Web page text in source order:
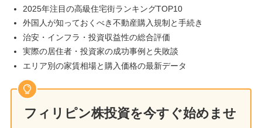
2025年注目の高級住宅街ランキングTOP10
外国人が知っておくべき不動産購入規制と手続き
治安・インフラ・投資収益性の総合評価
実際の居住者・投資家の成功事例と失敗談
エリア別の家賃相場と購入価格の最新データ
フィリピン株投資を今すぐ始めませ